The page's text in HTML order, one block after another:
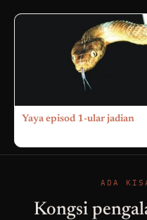
Yaya episod 1-ular jadian
ADA
Kongsi